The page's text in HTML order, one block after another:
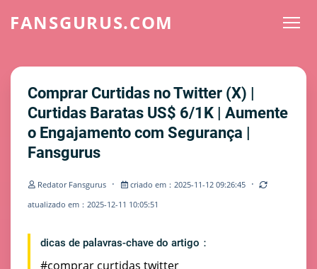
FANSGURUS.COM
Comprar Curtidas no Twitter (X) |
Curtidas Baratas US$ 6/1K | Aumente
o Engajamento com Segurança |
Fansgurus
Redator Fansgurus · criado em：2025-11-12 09:26:45 ·
atualizado em：2025-12-11 10:05:51
dicas de palavras-chave do artigo：
#comprar curtidas twitter